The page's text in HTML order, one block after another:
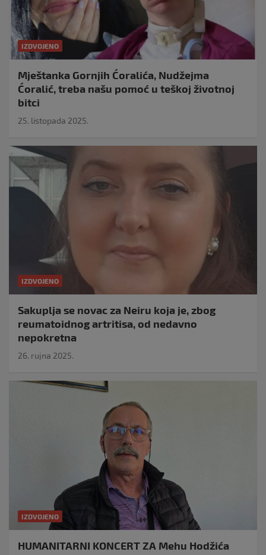
IZDVOJENO
Mještanka Gornjih Ćoralića, Nudžejma
Ćoralić, treba našu pomoć u teškoj životnoj
bitci
25. listopada 2025.
IZDVOJENO
Sakuplja se novac za Neiru koja je, zbog
reumatoidnog artritisa, od nedavno
nepokretna
26. rujna 2025.
IZDVOJENO
HUMANITARNI KONCERT ZA Mehu Hodžića